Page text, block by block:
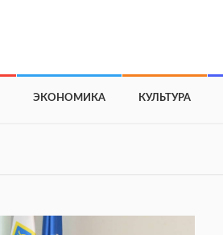
ЭКОНОМИКА КУЛЬТУРА